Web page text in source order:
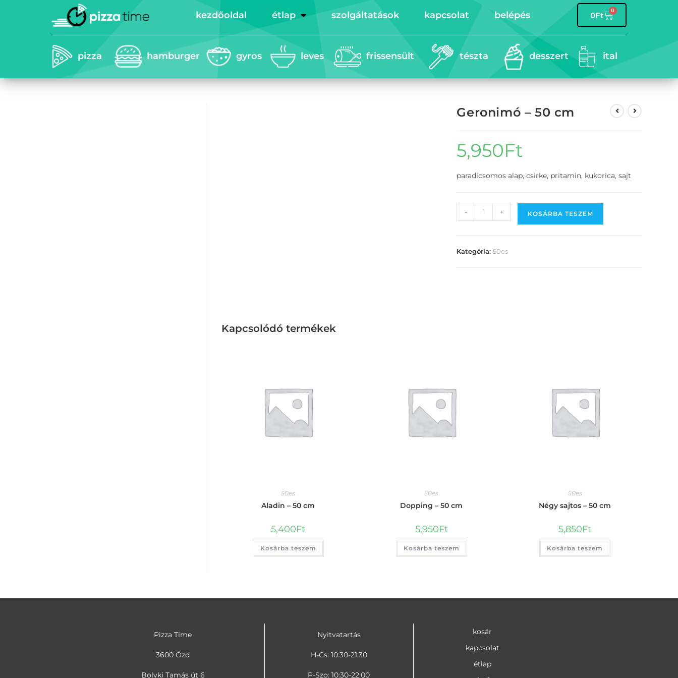
kezdőoldal étlap szolgáltatások kapcsolat belépés 0Ft 0
pizza hamburger gyros leves frissensült tészta desszert ital
Geronimó – 50 cm
5,950Ft
paradicsomos alap, csirke, pritamin, kukorica, sajt
- + KOSÁRBA TESZEM
Kategória:50es
Kapcsolódó termékek
50es
Aladin – 50 cm
5,400Ft
Kosárba teszem
50es
Dopping – 50 cm
5,950Ft
Kosárba teszem
50es
Négy sajtos – 50 cm
5,850Ft
Kosárba teszem
Pizza Time
3600 Ózd
Bolyki Tamás út 6
Nyitvatartás
H-Cs: 10:30-21:30
P-Szo: 10:30-22:00
kosár
kapcsolat
étlap